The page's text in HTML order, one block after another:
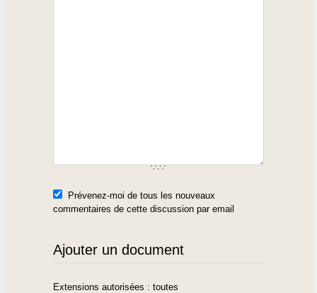
Prévenez-moi de tous les nouveaux
commentaires de cette discussion par email
Ajouter un document
Extensions autorisées : toutes